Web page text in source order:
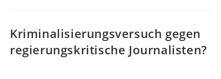
Kriminalisierungsversuch gegen
regierungskritische Journalisten?